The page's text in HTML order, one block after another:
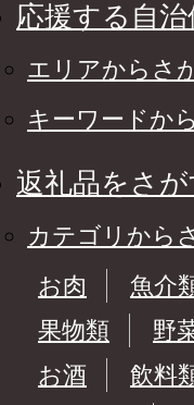
応援する自
エリアからさ
キーワードか
返礼品をさが
カテゴリから
お肉
魚介
果物類
野
お酒
飲料